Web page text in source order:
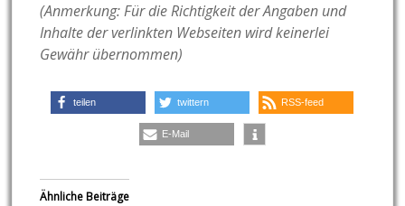
(Anmerkung: Für die Richtigkeit der Angaben und
Inhalte der verlinkten Webseiten wird keinerlei
Gewähr übernommen)
teilen twittern RSS-feed
E-Mail
Ähnliche Beiträge